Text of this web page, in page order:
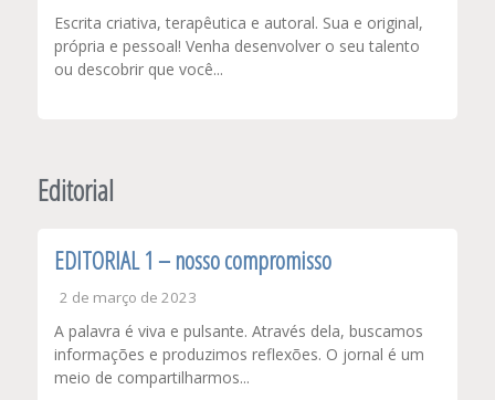
Escrita criativa, terapêutica e autoral. Sua e original,
própria e pessoal! Venha desenvolver o seu talento
ou descobrir que você...
Editorial
EDITORIAL 1 – nosso compromisso
2 de março de 2023
A palavra é viva e pulsante. Através dela, buscamos
informações e produzimos reflexões. O jornal é um
meio de compartilharmos...